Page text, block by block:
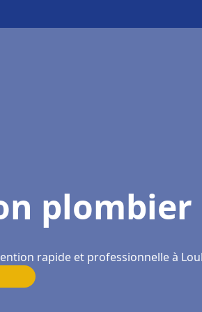
plombier
rapide et professionnelle à